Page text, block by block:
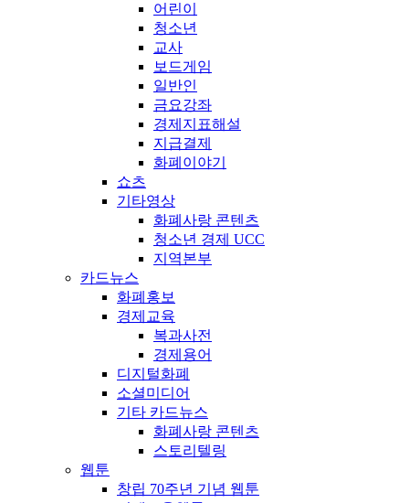
어린이
청소년
교사
보드게임
일반인
금요강좌
경제지표해설
지급결제
화폐이야기
쇼츠
기타영상
화폐사랑 콘텐츠
청소년 경제 UCC
지역본부
카드뉴스
화폐홍보
경제교육
복과사전
경제용어
디지털화폐
소셜미디어
기타 카드뉴스
화폐사랑 콘텐츠
스토리텔링
웹툰
창립 70주년 기념 웹툰